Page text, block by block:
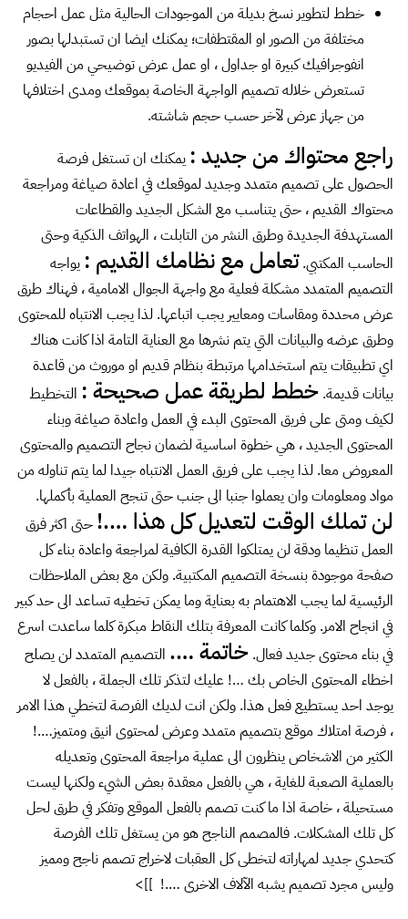
خطط لتطوير نسخ بديلة من الموجودات الحالية مثل عمل احجام
مختلفة من الصور او المقتطفات؛ يمكنك ايضا ان تستبدلها بصور
انفوجرافيك كبيرة او جداول ، او عمل عرض توضيحي من الفيديو
تستعرض خلاله تصميم الواجهة الخاصة بموقعك ومدى اختلافها
من جهاز عرض لآخر حسب حجم شاشته.
راجع محتواك من جديد : يمكنك ان تستغل فرصة
الحصول على تصميم متمدد وجديد لموقعك في اعادة صياغة ومراجعة
محتواك القديم ، حتى يتناسب مع الشكل الجديد والقطاعات
المستهدفة الجديدة وطرق النشر من التابلت ، الهواتف الذكية وحتى
الحاسب المكتبي.تعامل مع نظامك القديم : يواجه
التصميم المتمدد مشكلة فعلية مع واجهة الجوال الامامية ، فهناك طرق
عرض محددة ومقاسات ومعايير يجب اتباعها. لذا يجب الانتباه للمحتوى
وطرق عرضه والبيانات التي يتم نشرها مع العناية التامة اذا كانت هناك
اي تطبيقات يتم استخدامها مرتبطة بنظام قديم او موروث من قاعدة
بيانات قديمة. خطط لطريقة عمل صحيحة : التخطيط
لكيف ومتى على فريق المحتوى البدء في العمل واعادة صياغة وبناء
المحتوى الجديد ، هي خطوة اساسية لضمان نجاح التصميم والمحتوى
المعروض معا. لذا يجب على فريق العمل الانتباه جيدا لما يتم تناوله من
مواد ومعلومات وان يعملوا جنبا الى جنب حتى تنجح العملية بأكملها.
لن تملك الوقت لتعديل كل هذا ….! حتى اكثر فرق
العمل تنظيما ودقة لن يمتلكوا القدرة الكافية لمراجعة واعادة بناء كل
صفحة موجودة بنسخة التصميم المكتبية. ولكن مع بعض الملاحظات
الرئيسية لما يجب الاهتمام به بعناية وما يمكن تخطيه تساعد الى حد كبير
في انجاح الامر. وكلما كانت المعرفة بتلك النقاط مبكرة كلما ساعدت اسرع
في بناء محتوى جديد فعال. خاتمة …. التصميم المتمدد لن يصلح
اخطاء المحتوى الخاص بك …! عليك لتذكر تلك الجملة ، بالفعل لا
يوجد احد يستطيع فعل هذا. ولكن انت لديك الفرصة لتخطي هذا الامر
، فرصة امتلاك موقع بتصميم متمدد وعرض لمحتوى انيق ومتميز….!
الكثير من الاشخاص ينظرون الى عملية مراجعة المحتوى وتعديله
بالعملية الصعبة للغاية ، هي بالفعل معقدة بعض الشيء ولكنها ليست
مستحيلة ، خاصة اذا ما كنت تصمم بالفعل الموقع وتفكر في طرق لحل
كل تلك المشكلات. فالمصمم الناجح هو من يستغل تلك الفرصة
كتحدي جديد لمهاراته لتخطى كل العقبات لاخراج تصمم ناجح ومميز
وليس مجرد تصميم يشبه الآلاف الاخرى ….! ]]>